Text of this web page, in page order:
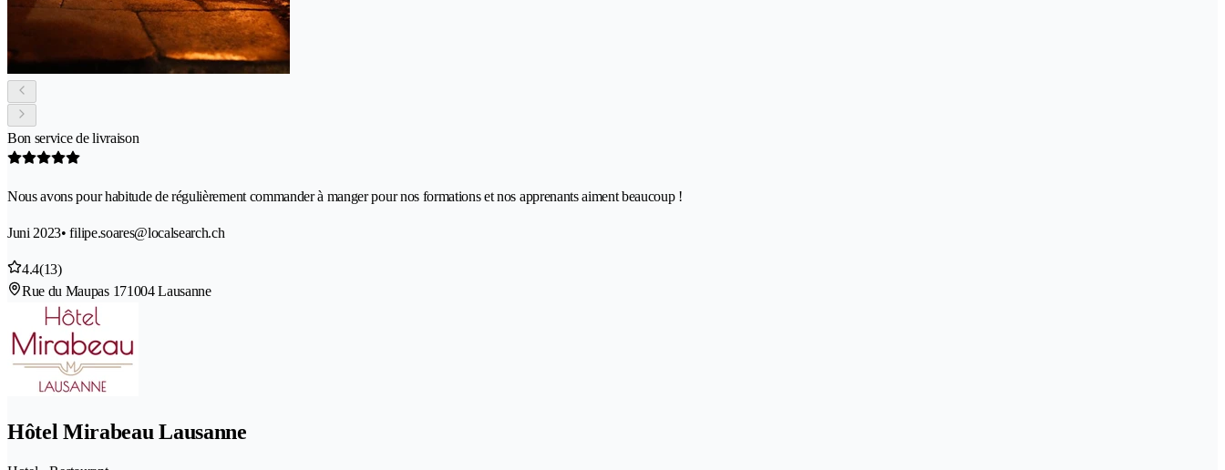
Bon service de livraison
Nous avons pour habitude de régulièrement commander à manger pour nos formations et nos apprenants aiment beaucoup !
Juni 2023• filipe.soares@localsearch.ch
4.4(13)
Rue du Maupas 171004 Lausanne
Hôtel Mirabeau Lausanne